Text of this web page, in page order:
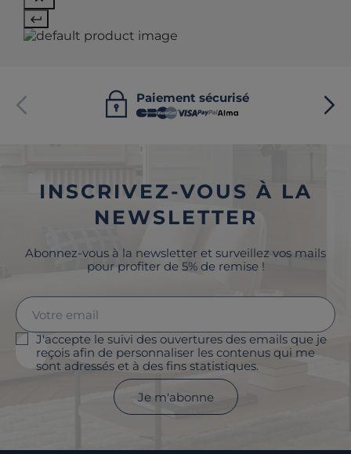
Paiement sécurisé
INSCRIVEZ-VOUS À LA
NEWSLETTER
Abonnez-vous à la newsletter et surveillez vos mails
pour profiter de 5% de remise !
J'accepte le suivi des ouvertures des emails que je
reçois afin de personnaliser les contenus qui me
sont adressés et à des fins statistiques.
Je m'abonne